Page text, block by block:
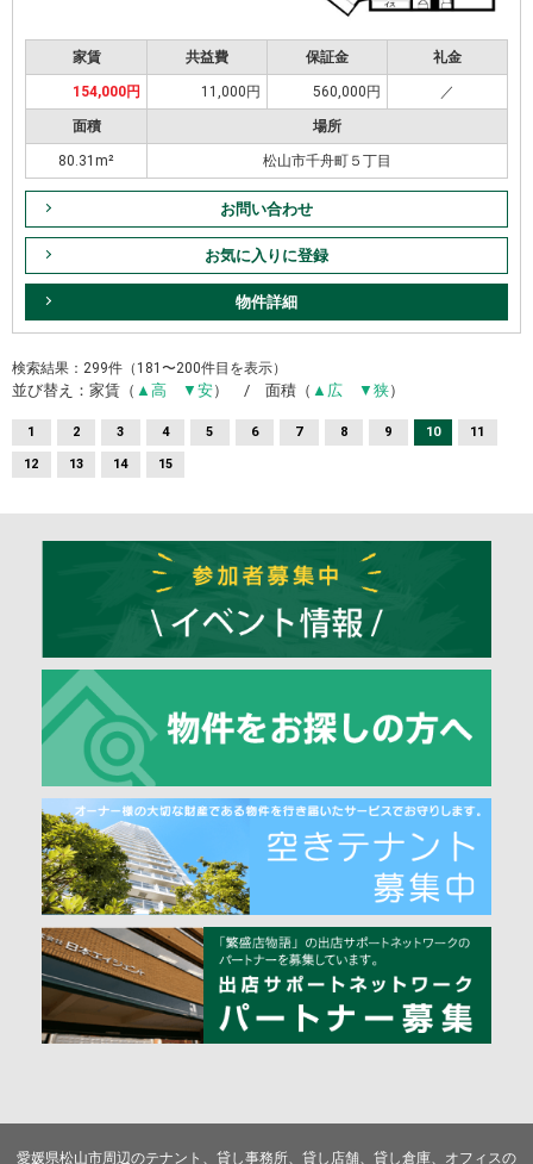
家賃 共益費 保証金 礼金
154,000円 11,000円 560,000円 ／
面積 場所
80.31m² 松山市千舟町５丁目
お問い合わせ
お気に入りに登録
物件詳細
検索結果：299件（181〜200件目を表示）
並び替え：家賃（ ▲高 ▼安） / 面積（ ▲広 ▼狭）
1 2 3 4 5 6 7 8 9 10 11
12 13 14 15
愛媛県松山市周辺のテナント、貸し事務所、貸し店舗、貸し倉庫、オフィスの